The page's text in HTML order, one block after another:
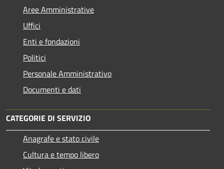
Aree Amministrative
Uffici
Enti e fondazioni
Politici
Personale Amministrativo
Documenti e dati
CATEGORIE DI SERVIZIO
Anagrafe e stato civile
Cultura e tempo libero